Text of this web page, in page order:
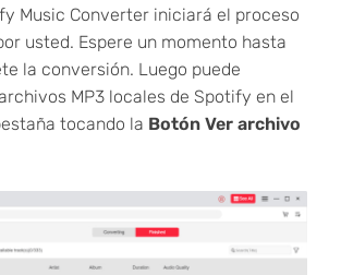
Music Converter iniciará el proceso
usted. Espere un momento hasta
la conversión. Luego puede
MP3 locales de Spotify en el
tocando la Botón Ver archivo